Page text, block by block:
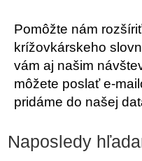
Pomôžte nám
krížovkárskeho
vám aj našim
môžete poslať e-
pridáme do našej
Naposledy